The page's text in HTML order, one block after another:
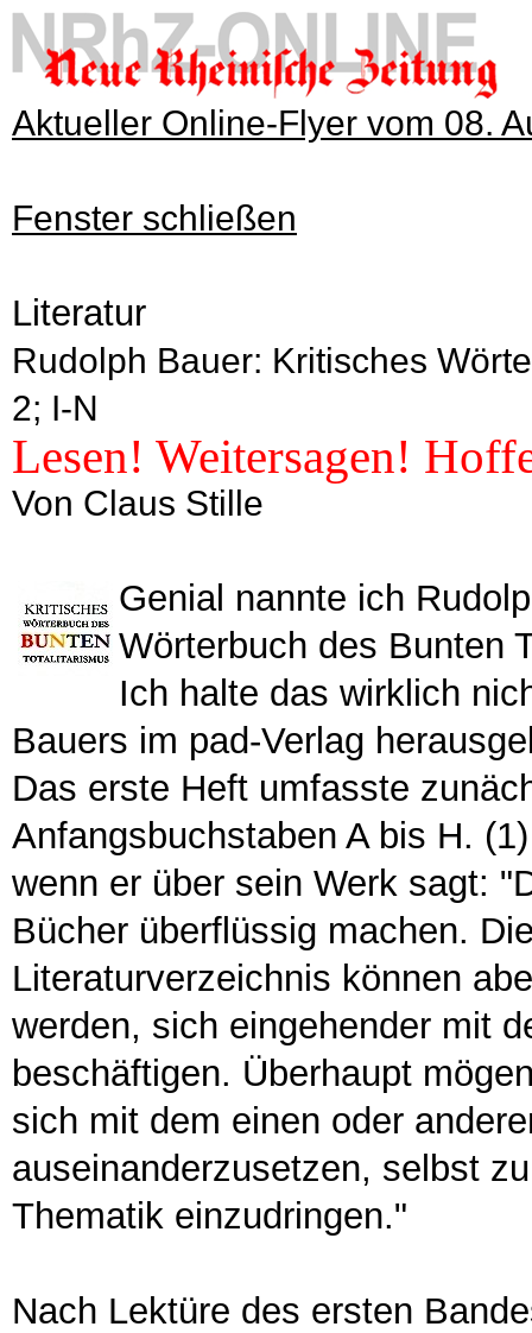
Aktueller Online-Flyer vom 08.
Fenster schließen
Literatur
Rudolph Bauer: Kritisches
2; I-N
Lesen! Weitersagen!
Von Claus Stille
Genial nannte ich
Wörterbuch des Bunten
Ich halte das wirklich
Bauers im pad-Verlag
Das erste Heft umfasste
Anfangsbuchstaben A bis H.
wenn er über sein Werk sagt:
Bücher überflüssig machen.
Literaturverzeichnis können
werden, sich eingehender mit
beschäftigen. Überhaupt
sich mit dem einen oder
auseinanderzusetzen, selbst
Thematik einzudringen."
Nach Lektüre des ersten